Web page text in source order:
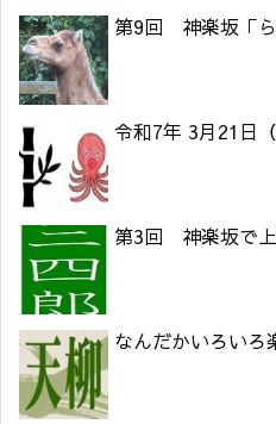
第9回 神楽坂「
令和7年 3月21日
第3回 神楽坂で
なんだかいろいろ